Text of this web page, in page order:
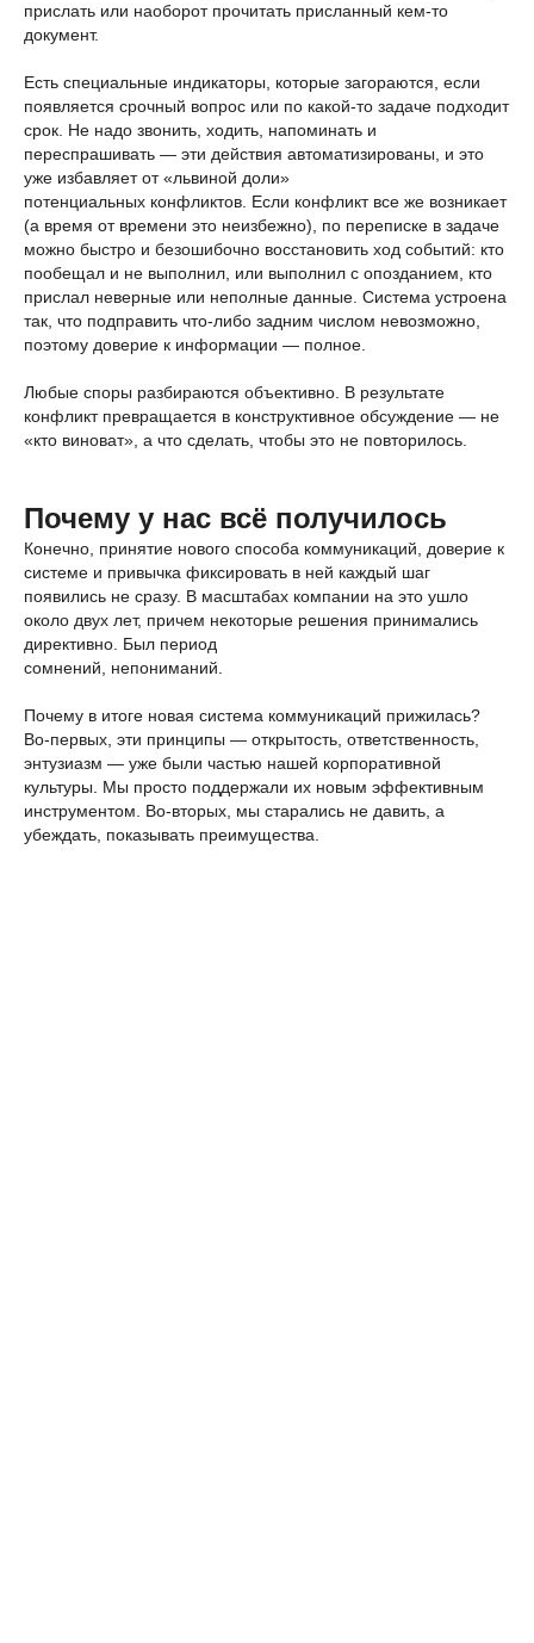
прислать или наоборот прочитать присланный кем-то
документ.
Есть специальные индикаторы, которые загораются, если
появляется срочный вопрос или по какой-то задаче подходит
срок. Не надо звонить, ходить, напоминать и
переспрашивать — эти действия автоматизированы, и это
уже избавляет от «львиной доли»
потенциальных конфликтов. Если конфликт все же возникает
(а время от времени это неизбежно), по переписке в задаче
можно быстро и безошибочно восстановить ход событий: кто
пообещал и не выполнил, или выполнил с опозданием, кто
прислал неверные или неполные данные. Система устроена
так, что подправить что-либо задним числом невозможно,
поэтому доверие к информации — полное.
Любые споры разбираются объективно. В результате
конфликт превращается в конструктивное обсуждение — не
«кто виноват», а что сделать, чтобы это не повторилось.
Почему у нас всё получилось
Конечно, принятие нового способа коммуникаций, доверие к
системе и привычка фиксировать в ней каждый шаг
появились не сразу. В масштабах компании на это ушло
около двух лет, причем некоторые решения принимались
директивно. Был период
сомнений, непониманий.
Почему в итоге новая система коммуникаций прижилась?
Во-первых, эти принципы — открытость, ответственность,
энтузиазм — уже были частью нашей корпоративной
культуры. Мы просто поддержали их новым эффективным
инструментом. Во-вторых, мы старались не давить, а
убеждать, показывать преимущества.